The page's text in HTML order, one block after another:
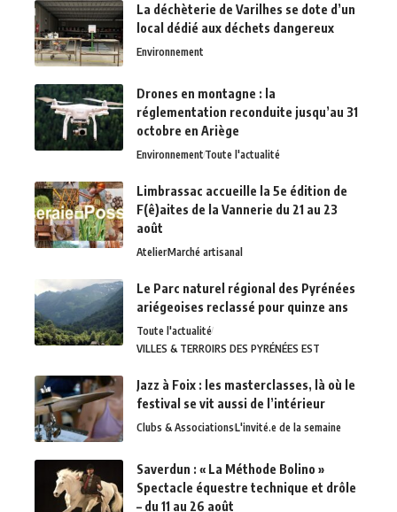
La déchèterie de Varilhes se dote d’un
local dédié aux déchets dangereux
Environnement
Drones en montagne : la
réglementation reconduite jusqu’au 31
octobre en Ariège
EnvironnementToute l'actualité
Limbrassac accueille la 5e édition de
F(ê)aites de la Vannerie du 21 au 23
août
AtelierMarché artisanal
Le Parc naturel régional des Pyrénées
ariégeoises reclassé pour quinze ans
Toute l'actualité
VILLES & TERROIRS DES PYRÉNÉES EST
Jazz à Foix : les masterclasses, là où le
festival se vit aussi de l’intérieur
Clubs & AssociationsL'invité.e de la semaine
Saverdun : « La Méthode Bolino »
Spectacle équestre technique et drôle
– du 11 au 26 août